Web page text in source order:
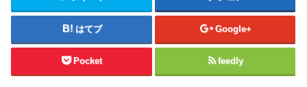
はてブ Google+
Pocket feedly